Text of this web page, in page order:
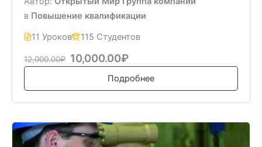
в Повышение квалификации
11 Уроков
115 Студентов
12,000.00₽ 10,000.00₽
Подробнее